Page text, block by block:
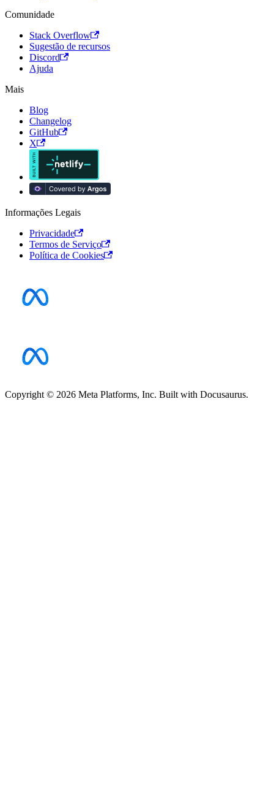
Comunidade
Stack Overflow
Sugestão de recursos
Discord
Ajuda
Mais
Blog
Changelog
GitHub
X
Informações Legais
Privacidade
Termos de Serviço
Política de Cookies
Copyright © 2026 Meta Platforms, Inc. Built with Docusaurus.